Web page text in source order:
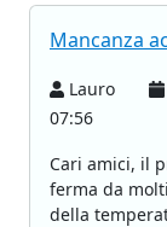
Mancanza
Lauro
07:56
Cari amici, il
ferma da
della